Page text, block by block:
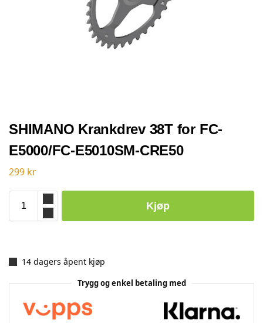
SHIMANO Krankdrev 38T for FC-
E5000/FC-E5010SM-CRE50
299 kr
Kjøp
14 dagers åpent kjøp
Trygg og enkel betaling med